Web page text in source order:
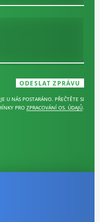
U NÁS POSTARÁNO. PŘEČTĚTE SI
PRO ZPRACOVÁNÍ OS. ÚDAJŮ.